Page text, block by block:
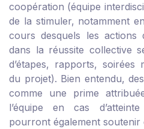
coopération (équipe
de la stimuler, notamment
cours desquels les
dans la réussite collective
d’étapes, rapports, soirées
du projet). Bien entendu,
comme une prime
l’équipe en cas
pourront également soutenir